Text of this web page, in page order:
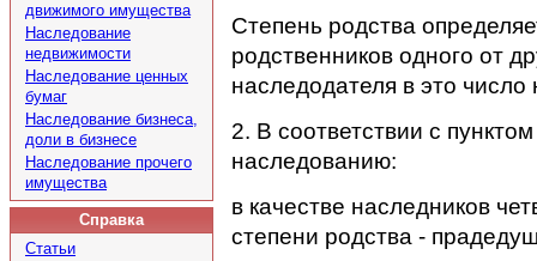
движимого имущества
Наследование
недвижимости
Наследование ценных
бумаг
Наследование бизнеса,
доли в бизнесе
Наследование прочего
имущества
Справка
Статьи
Степень родства
родственников одного от
наследодателя в это число
2. В соответствии с
наследованию:
в качестве наследников
степени родства -